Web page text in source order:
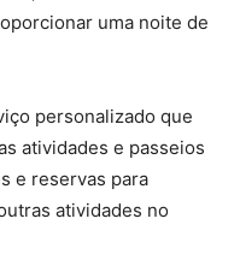
uma noite de
personalizado que
atividades e passeios
e reservas para
atividades no